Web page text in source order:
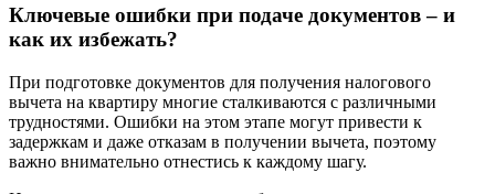
Ключевые ошибки при подаче документов – и
как их избежать?
При подготовке документов для получения налогового
вычета на квартиру многие сталкиваются с различными
трудностями. Ошибки на этом этапе могут привести к
задержкам и даже отказам в получении вычета, поэтому
важно внимательно отнестись к каждому шагу.